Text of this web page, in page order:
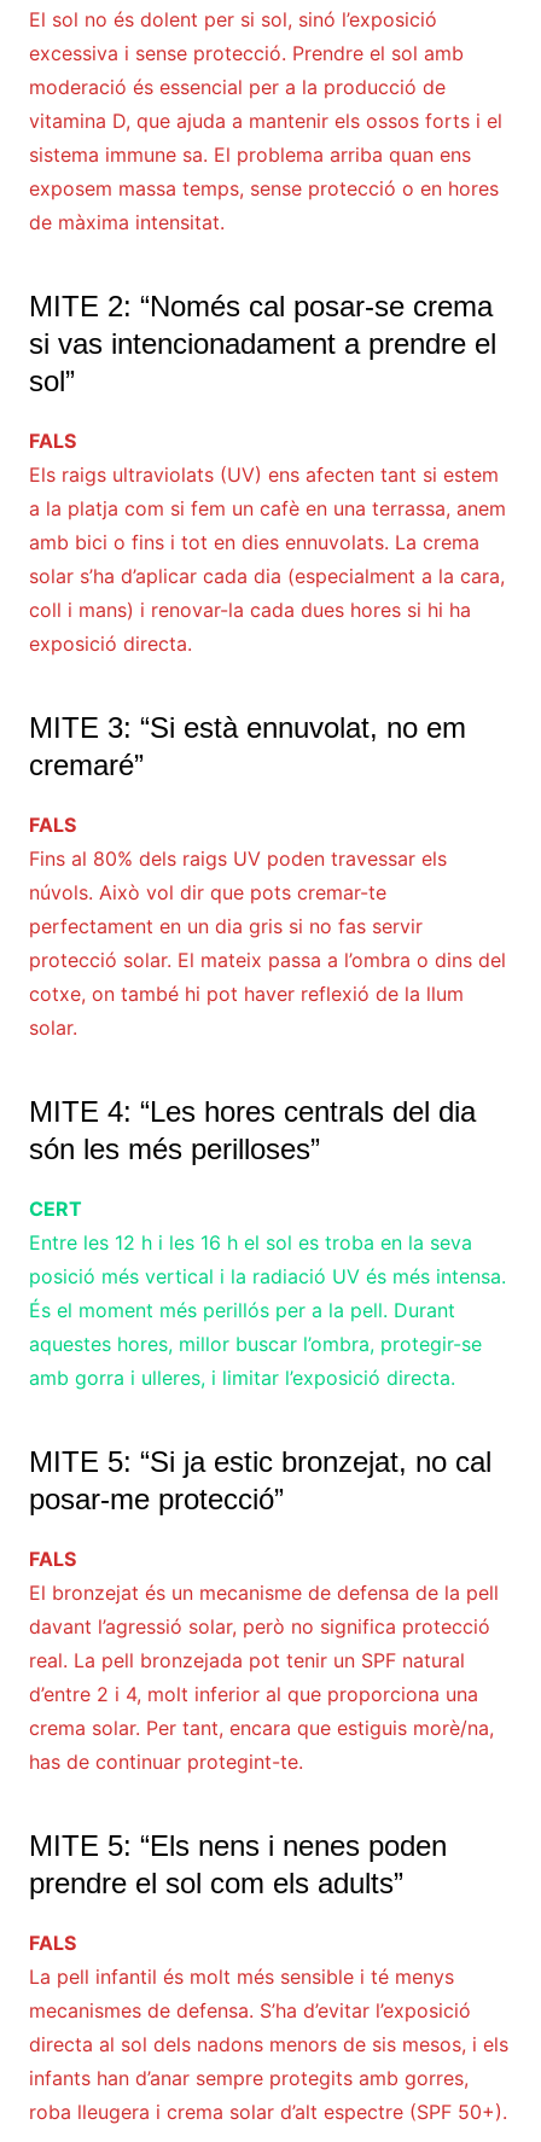
El sol no és dolent per si sol, sinó l’exposició
excessiva i sense protecció. Prendre el sol amb
moderació és essencial per a la producció de
vitamina D, que ajuda a mantenir els ossos forts i el
sistema immune sa. El problema arriba quan ens
exposem massa temps, sense protecció o en hores
de màxima intensitat.
MITE 2: “Només cal posar-se crema
si vas intencionadament a prendre el
sol”
FALS
Els raigs ultraviolats (UV) ens afecten tant si estem
a la platja com si fem un cafè en una terrassa, anem
amb bici o fins i tot en dies ennuvolats. La crema
solar s’ha d’aplicar cada dia (especialment a la cara,
coll i mans) i renovar-la cada dues hores si hi ha
exposició directa.
MITE 3: “Si està ennuvolat, no em
cremaré”
FALS
Fins al 80% dels raigs UV poden travessar els
núvols. Això vol dir que pots cremar-te
perfectament en un dia gris si no fas servir
protecció solar. El mateix passa a l’ombra o dins del
cotxe, on també hi pot haver reflexió de la llum
solar.
MITE 4: “Les hores centrals del dia
són les més perilloses”
CERT
Entre les 12 h i les 16 h el sol es troba en la seva
posició més vertical i la radiació UV és més intensa.
És el moment més perillós per a la pell. Durant
aquestes hores, millor buscar l’ombra, protegir-se
amb gorra i ulleres, i limitar l’exposició directa.
MITE 5: “Si ja estic bronzejat, no cal
posar-me protecció”
FALS
El bronzejat és un mecanisme de defensa de la pell
davant l’agressió solar, però no significa protecció
real. La pell bronzejada pot tenir un SPF natural
d’entre 2 i 4, molt inferior al que proporciona una
crema solar. Per tant, encara que estiguis morè/na,
has de continuar protegint-te.
MITE 5: “Els nens i nenes poden
prendre el sol com els adults”
FALS
La pell infantil és molt més sensible i té menys
mecanismes de defensa. S’ha d’evitar l’exposició
directa al sol dels nadons menors de sis mesos, i els
infants han d’anar sempre protegits amb gorres,
roba lleugera i crema solar d’alt espectre (SPF 50+).